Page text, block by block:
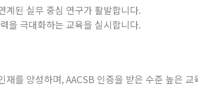
계된 실무 중심 연구가 활발합니다.
을 극대화하는 교육을 실시합니다.
재를 양성하며, AACSB 인증을 받은 수준 높은